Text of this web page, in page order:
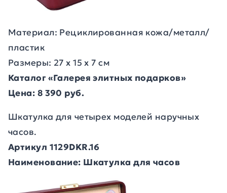
Материал: Рециклированная кожа/металл/
пластик
Размеры: 27 х 15 х 7 см
Каталог «Галерея элитных подарков»
Цена: 8 390 руб.
Шкатулка для четырех моделей наручных
часов.
Артикул 1129DKR.16
Наименование: Шкатулка для часов